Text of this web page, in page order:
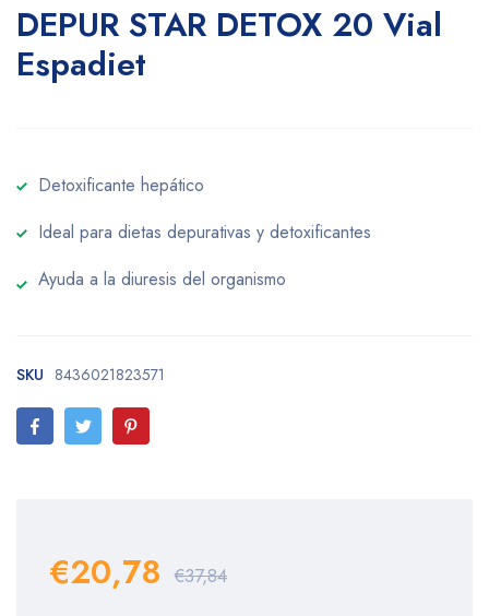
DEPUR STAR DETOX 20 Vial
Espadiet
Detoxificante hepático
Ideal para dietas depurativas y detoxificantes
Ayuda a la diuresis del organismo
SKU 8436021823571
€20,78 €37,84